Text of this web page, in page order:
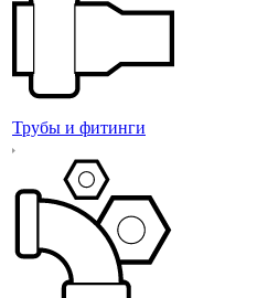
Трубы и фитинги